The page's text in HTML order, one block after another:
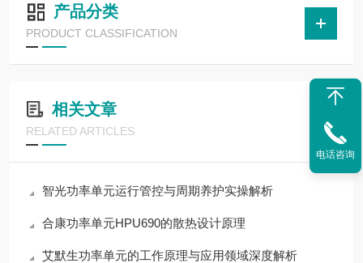
产品分类
PRODUCT CLASSIFICATION
相关文章
RELATED ARTICLES
智光功率单元运行管控与周期养护实操解析
合康功率单元HPU690的散热设计原理
艾默生功率单元的工作原理与应用领域深度解析
电话咨询